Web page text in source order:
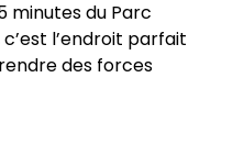
minutes du Parc
l’endroit parfait
des forces